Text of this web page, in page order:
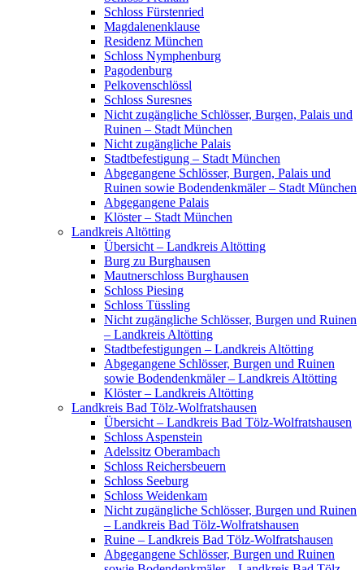
Schloss Fürstenried
Magdalenenklause
Residenz München
Schloss Nymphenburg
Pagodenburg
Pelkovenschlössl
Schloss Suresnes
Nicht zugängliche Schlösser, Burgen, Palais und
Ruinen – Stadt München
Nicht zugängliche Palais
Stadtbefestigung – Stadt München
Abgegangene Schlösser, Burgen, Palais und
Ruinen sowie Bodendenkmäler – Stadt München
Abgegangene Palais
Klöster – Stadt München
Landkreis Altötting
Übersicht – Landkreis Altötting
Burg zu Burghausen
Mautnerschloss Burghausen
Schloss Piesing
Schloss Tüssling
Nicht zugängliche Schlösser, Burgen und Ruinen
– Landkreis Altötting
Stadtbefestigungen – Landkreis Altötting
Abgegangene Schlösser, Burgen und Ruinen
sowie Bodendenkmäler – Landkreis Altötting
Klöster – Landkreis Altötting
Landkreis Bad Tölz-Wolfratshausen
Übersicht – Landkreis Bad Tölz-Wolfratshausen
Schloss Aspenstein
Adelssitz Oberambach
Schloss Reichersbeuern
Schloss Seeburg
Schloss Weidenkam
Nicht zugängliche Schlösser, Burgen und Ruinen
– Landkreis Bad Tölz-Wolfratshausen
Ruine – Landkreis Bad Tölz-Wolfratshausen
Abgegangene Schlösser, Burgen und Ruinen